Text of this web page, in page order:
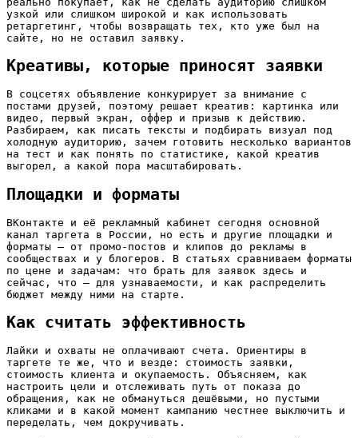
узкой или слишком широкой и как использовать
ретаргетинг, чтобы возвращать тех, кто уже был на
сайте, но не оставил заявку.
Креативы, которые приносят заявки
В соцсетях объявление конкурирует за внимание с
постами друзей, поэтому решает креатив: картинка или
видео, первый экран, оффер и призыв к действию.
Разбираем, как писать тексты и подбирать визуал под
холодную аудиторию, зачем готовить несколько вариантов
на тест и как понять по статистике, какой креатив
выгорел, а какой пора масштабировать.
Площадки и форматы
ВКонтакте и её рекламный кабинет сегодня основной
канал таргета в России, но есть и другие площадки и
форматы — от промо-постов и клипов до рекламы в
сообществах и у блогеров. В статьях сравниваем форматы
по цене и задачам: что брать для заявок здесь и
сейчас, что — для узнаваемости, и как распределить
бюджет между ними на старте.
Как считать эффективность
Лайки и охваты не оплачивают счета. Ориентиры в
таргете те же, что и везде: стоимость заявки,
стоимость клиента и окупаемость. Объясняем, как
настроить цели и отслеживать путь от показа до
обращения, как не обмануться дешёвыми, но пустыми
кликами и в какой момент кампанию честнее выключить и
переделать, чем докручивать.